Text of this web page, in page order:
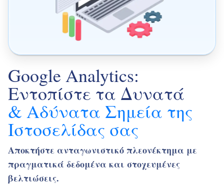
Google Analytics:
Εντοπίστε τα Δυνατά
& Αδύνατα Σημεία της
Ιστοσελίδας σας
Αποκτήστε ανταγωνιστικό πλεονέκτημα με
πραγματικά δεδομένα και στοχευμένες
βελτιώσεις.